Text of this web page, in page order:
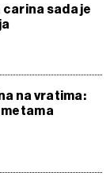
sada je
na vratima:
metama